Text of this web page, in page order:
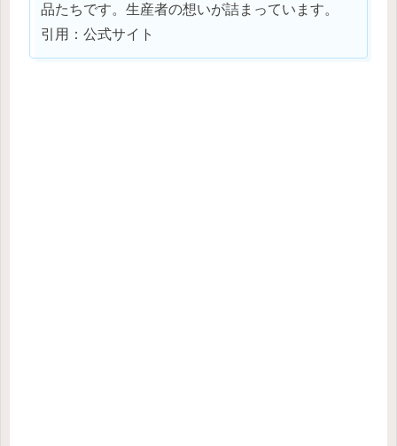
品たちです。生産者の想いが詰まっています。
引用：公式サイト